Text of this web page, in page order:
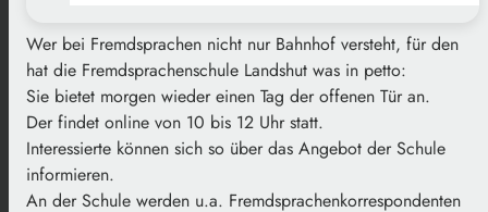
Wer bei Fremdsprachen nicht nur Bahnhof versteht, für den
hat die Fremdsprachenschule Landshut was in petto:
Sie bietet morgen wieder einen Tag der offenen Tür an.
Der findet online von 10 bis 12 Uhr statt.
Interessierte können sich so über das Angebot der Schule
informieren.
An der Schule werden u.a. Fremdsprachenkorrespondenten